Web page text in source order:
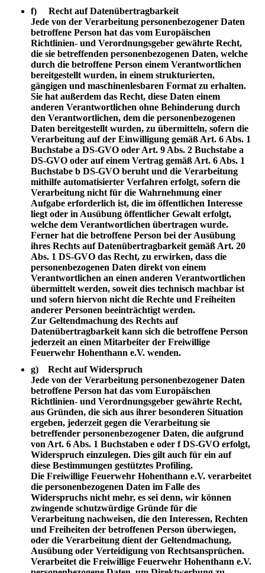
f) Recht auf Datenübertragbarkeit
Jede von der Verarbeitung personenbezogener Daten
betroffene Person hat das vom Europäischen
Richtlinien- und Verordnungsgeber gewährte Recht,
die sie betreffenden personenbezogenen Daten, welche
durch die betroffene Person einem Verantwortlichen
bereitgestellt wurden, in einem strukturierten,
gängigen und maschinenlesbaren Format zu erhalten.
Sie hat außerdem das Recht, diese Daten einem
anderen Verantwortlichen ohne Behinderung durch
den Verantwortlichen, dem die personenbezogenen
Daten bereitgestellt wurden, zu übermitteln, sofern die
Verarbeitung auf der Einwilligung gemäß Art. 6 Abs. 1
Buchstabe a DS-GVO oder Art. 9 Abs. 2 Buchstabe a
DS-GVO oder auf einem Vertrag gemäß Art. 6 Abs. 1
Buchstabe b DS-GVO beruht und die Verarbeitung
mithilfe automatisierter Verfahren erfolgt, sofern die
Verarbeitung nicht für die Wahrnehmung einer
Aufgabe erforderlich ist, die im öffentlichen Interesse
liegt oder in Ausübung öffentlicher Gewalt erfolgt,
welche dem Verantwortlichen übertragen wurde.
Ferner hat die betroffene Person bei der Ausübung
ihres Rechts auf Datenübertragbarkeit gemäß Art. 20
Abs. 1 DS-GVO das Recht, zu erwirken, dass die
personenbezogenen Daten direkt von einem
Verantwortlichen an einen anderen Verantwortlichen
übermittelt werden, soweit dies technisch machbar ist
und sofern hiervon nicht die Rechte und Freiheiten
anderer Personen beeinträchtigt werden.
Zur Geltendmachung des Rechts auf
Datenübertragbarkeit kann sich die betroffene Person
jederzeit an einen Mitarbeiter der Freiwillige
Feuerwehr Hohenthann e.V. wenden.
g) Recht auf Widerspruch
Jede von der Verarbeitung personenbezogener Daten
betroffene Person hat das vom Europäischen
Richtlinien- und Verordnungsgeber gewährte Recht,
aus Gründen, die sich aus ihrer besonderen Situation
ergeben, jederzeit gegen die Verarbeitung sie
betreffender personenbezogener Daten, die aufgrund
von Art. 6 Abs. 1 Buchstaben e oder f DS-GVO erfolgt,
Widerspruch einzulegen. Dies gilt auch für ein auf
diese Bestimmungen gestütztes Profiling.
Die Freiwillige Feuerwehr Hohenthann e.V. verarbeitet
die personenbezogenen Daten im Falle des
Widerspruchs nicht mehr, es sei denn, wir können
zwingende schutzwürdige Gründe für die
Verarbeitung nachweisen, die den Interessen, Rechten
und Freiheiten der betroffenen Person überwiegen,
oder die Verarbeitung dient der Geltendmachung,
Ausübung oder Verteidigung von Rechtsansprüchen.
Verarbeitet die Freiwillige Feuerwehr Hohenthann e.V.